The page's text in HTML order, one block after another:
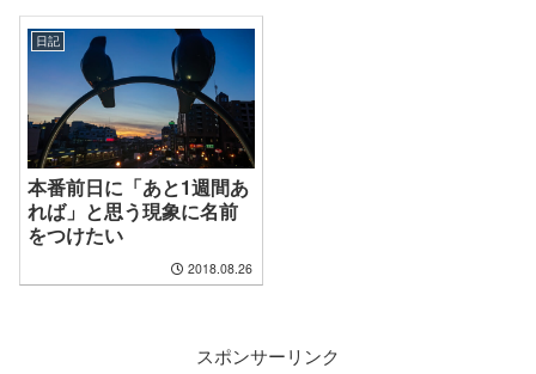
日記
本番前日に「あと1週間あ
れば」と思う現象に名前
をつけたい
2018.08.26
スポンサーリンク